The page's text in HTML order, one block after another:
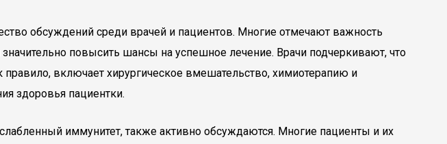
обсуждений среди врачей и пациентов. Многие отмечают важность
повысить шансы на успешное лечение. Врачи подчеркивают, что
включает хирургическое вмешательство, химиотерапию и
здоровья пациентки.
иммунитет, также активно обсуждаются. Многие пациенты и их